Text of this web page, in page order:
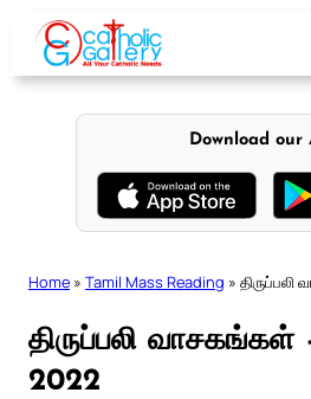
content
Download our
Home » Tamil Mass Reading » திருப்பலி
திருப்பலி வாசகங்கள்
2022